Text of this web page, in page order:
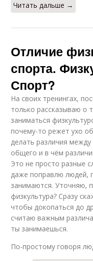
Читать дальше →
Отличие
спорта.
Спорт?
На своих тренингах,
только рассказываю о
заниматься
почему-то режет ухо
делать различия
общего и в чём
Это не просто разные
даже поправлю людей,
занимаются. Уточняю,
физкультура? Сразу
чтобы докопаться до
считаю важным
ты занимаешься.
По-простому говоря